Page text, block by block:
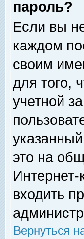
пароль?
Если вы
каждом
своим
для того,
учетной
это на
Интернет-
входить
Вернуться